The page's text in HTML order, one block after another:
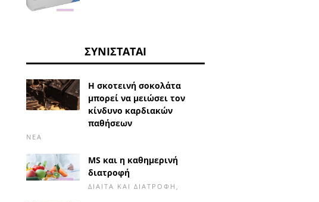
ΣΥΝΙΣΤΆΤΑΙ
Η σκοτεινή σοκολάτα
μπορεί να μειώσει τον
κίνδυνο καρδιακών
παθήσεων
ΝΈΑ
MS και η καθημερινή
διατροφή
ΔΊΑΙΤΑ ΚΑΙ ΔΙΑΤΡΟΦΉ,